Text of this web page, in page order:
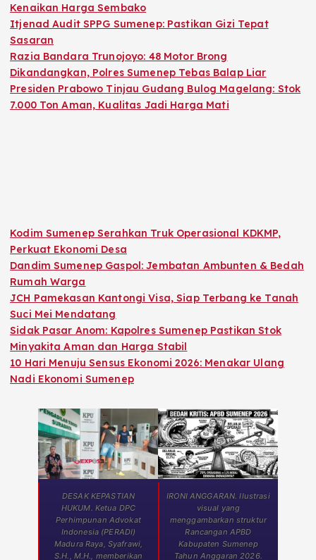
Kenaikan Harga Sembako
Itjenad Audit SPPG Sumenep: Pastikan Gizi Tepat
Sasaran
Razia Bandara Trunojoyo: 48 Motor Brong
Dikandangkan, Polres Sumenep Tebas Balap Liar
Presiden Prabowo Tinjau Gudang Bulog Magelang: Stok
7.000 Ton Aman, Kualitas Jadi Harga Mati
Kodim Sumenep Serahkan Truk Operasional KDKMP,
Perkuat Ekonomi Desa
Dandim Sumenep Gaspol: Jembatan Ambunten & Bedah
Rumah Warga
JCH Pamekasan Kantongi Visa, Siap Terbang ke Tanah
Suci Mei Mendatang
Sidak Pasar Anom: Kapolres Sumenep Pastikan Stok
Minyakita Aman dan Harga Stabil
10 Hari Menuju Sensus Ekonomi 2026: Menakar Ulang
Nadi Ekonomi Sumenep
DESAK KEPASTIAN
HUKUM. Ketua DPC
Perhimpunan Advokat
Indonesia (PERADI)
Madura Raya, Syafrawi,
S.H., M.H., memberikan
IRONI ANGGARAN. Ilustrasi
visual yang
menggambarkan struktur
Rancangan APBD
Kabupaten Sumenep
Tahun Anggaran 2026.